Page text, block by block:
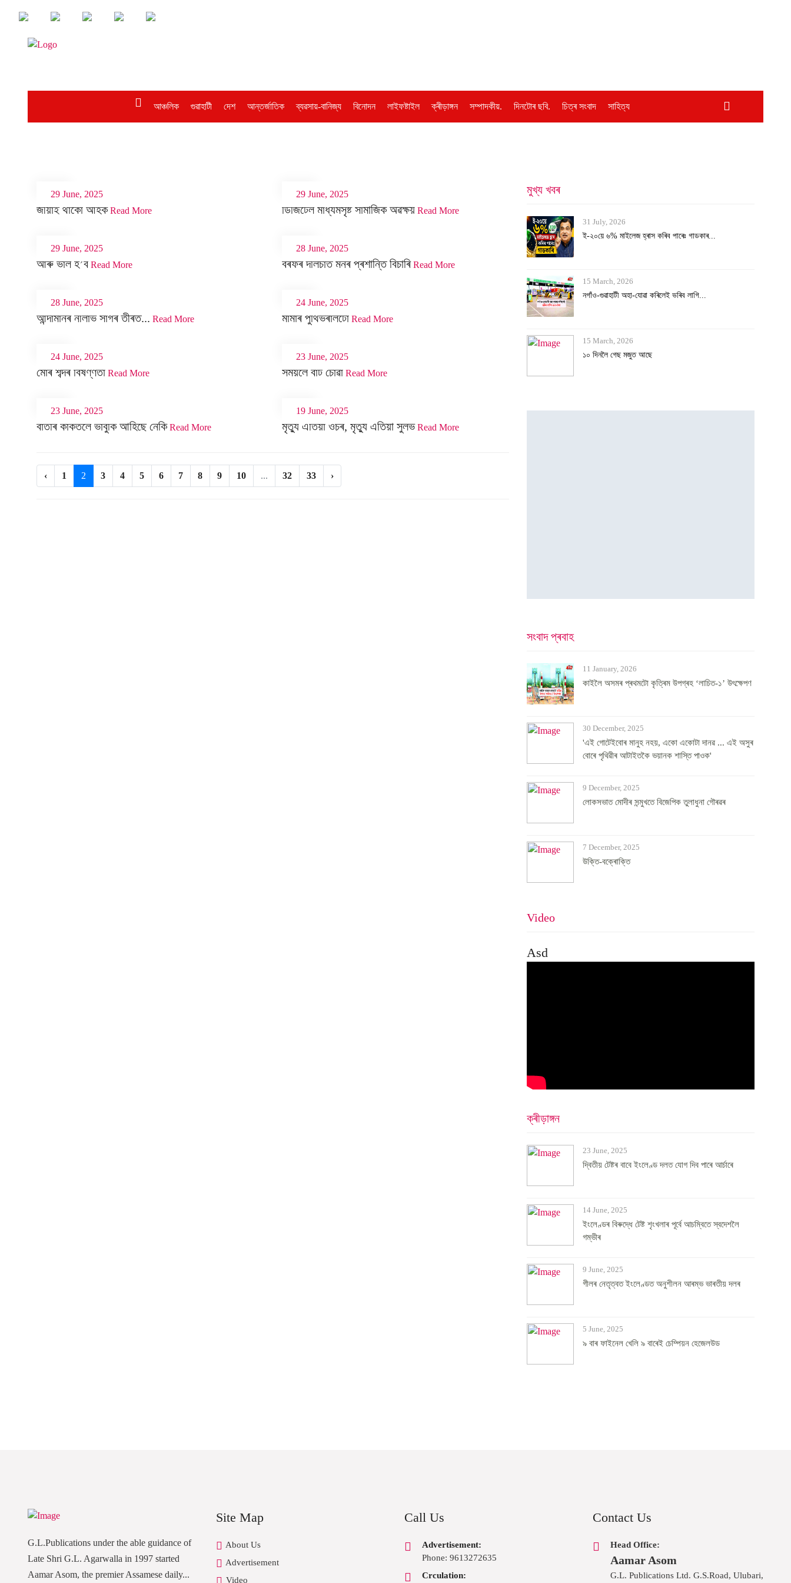
আঞ্চলিক গুৱাহাটী দেশ আন্তৰ্জাতিক ব্যৱসায়-বানিজ্য বিনোদন লাইফষ্টাইল ক্ৰীড়াঙ্গন সম্পাদকীয়. দিনটোৰ ছবি. চিত্ৰ সংবাদ সাহিত্য
29 June, 2025
জীয়াই থাকোঁ আহক Read More
29 June, 2025
ডিজিটেল মাধ্যমসৃষ্ট সামাজিক অৱক্ষয় Read More
29 June, 2025
আৰু ভাল হ’ব Read More
28 June, 2025
বৰফৰ দলিচাত মনৰ প্ৰশান্তি বিচাৰি Read More
28 June, 2025
আন্দামানৰ নীলাভ সাগৰ তীৰত... Read More
24 June, 2025
মামাৰ পুথিভঁৰালটো Read More
24 June, 2025
মোৰ শব্দৰ বিষণ্ণতা Read More
23 June, 2025
সময়লৈ বাট চোৱা Read More
23 June, 2025
বাতৰি কাকতলৈ ভাবুকি আহিছে নেকি Read More
19 June, 2025
মৃত্যু এতিয়া ওচৰ, মৃত্যু এতিয়া সুলভ Read More
‹ 1 2 3 4 5 6 7 8 9 10 ... 32 33 ›
মুখ্য খবৰ
31 July, 2026
ই-২০য়ে ৬% মাইলেজ হ্ৰাস কৰিব পাৰেঃ গাডকাৰ...
15 March, 2026
নগাঁও-গুৱাহাটী অহা-যোৱা কৰিলেই ভৰিব লাগি...
15 March, 2026
১০ দিনলৈ গেছ মজুত আছে
সংবাদ প্ৰবাহ
11 January, 2026
কাইলৈ অসমৰ প্ৰথমটো কৃত্ৰিম উপগ্ৰহ ‘লাচিত-১’ উৎক্ষেপণ
30 December, 2025
'এই গোটেইবোৰ মানুহ নহয়, একো একোটা দানৱ ... এই অসুৰ
বোৰে পৃথিৱীৰ আটাইতকৈ ভয়ানক শাস্তি পাওক'
9 December, 2025
লোকসভাত মোদীৰ সন্মুখতে বিজেপিক তুলাধুনা গৌৰৱৰ
7 December, 2025
উক্তি-বক্ৰোক্তি
Video
Asd
ক্ৰীড়াঙ্গন
23 June, 2025
দ্বিতীয় টেষ্টৰ বাবে ইংলেণ্ড দলত যোগ দিব পাৰে আৰ্চাৰে
14 June, 2025
ইংলেণ্ডৰ বিৰুদ্ধে টেষ্ট শৃংখলাৰ পূৰ্বে আচম্বিতে স্বদেশলৈ
গম্ভীৰ
9 June, 2025
গীলৰ নেতৃত্বত ইংলেণ্ডত অনুশীলন আৰম্ভ ভাৰতীয় দলৰ
5 June, 2025
৯ বাৰ ফাইনেল খেলি ৯ বাৰেই চেম্পিয়ন হেজেলউড
G.L.Publications under the able guidance of
Late Shri G.L. Agarwalla in 1997 started
Aamar Asom, the premier Assamese daily...
Site Map
About Us
Advertisement
Video
Call Us
Advertisement:
Phone: 9613272635
Crculation:
Contact Us
Head Office:
Aamar Asom
G.L. Publications Ltd. G.S.Road, Ulubari,